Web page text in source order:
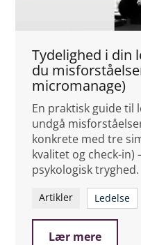
Tydelighed i din
du
micromanage)
En praktisk guide til
undgå
konkrete med tre
kvalitet og check-
psykologisk tryghed.
Artikler Ledelse
Lær mere